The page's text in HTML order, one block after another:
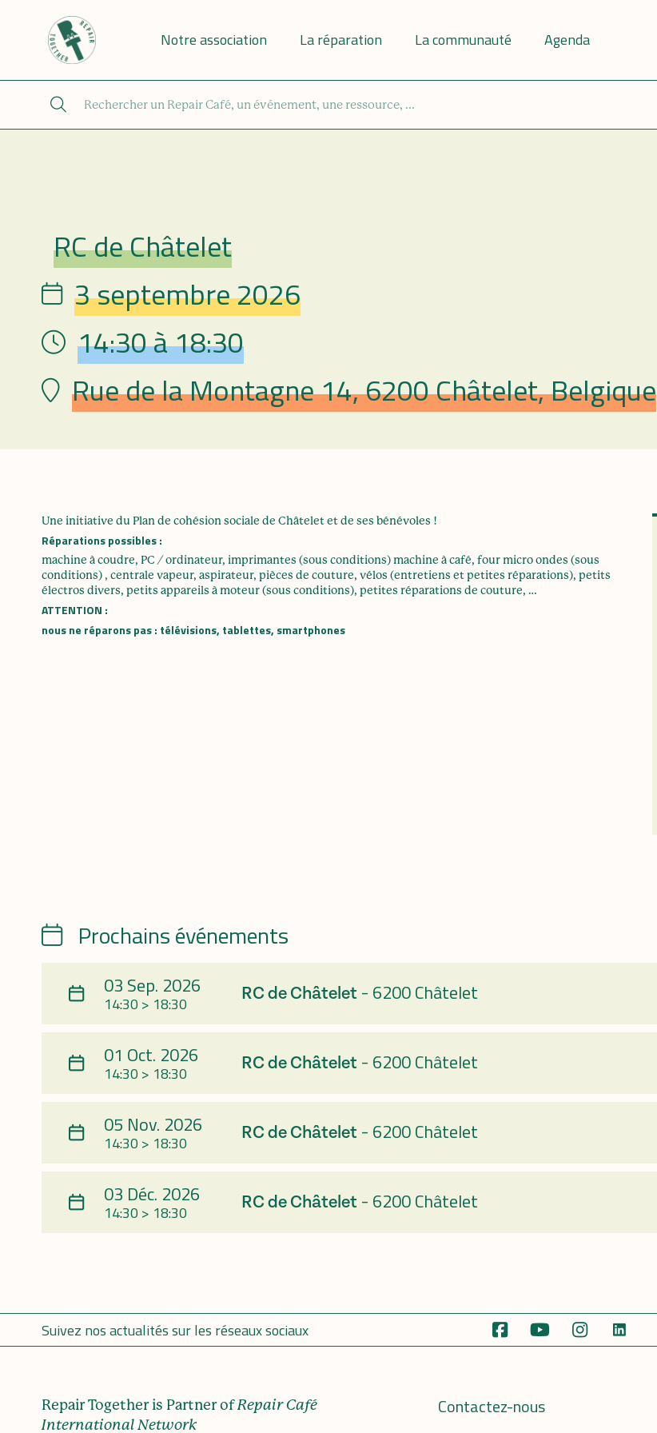
Notre association La réparation La communauté Agenda
Repair Café
RC de Châtelet
Date 3 septembre 2026
Hour 14:30 à 18:30
Lieu Rue de la Montagne 14, 6200 Châtelet, Belgique
Une initiative du Plan de cohésion sociale de Châtelet et de ses bénévoles !
Réparations possibles :
machine à coudre, PC / ordinateur, imprimantes (sous conditions) machine à café, four micro ondes (sous
conditions) , centrale vapeur, aspirateur, pièces de couture, vélos (entretiens et petites réparations), petits
électros divers, petits appareils à moteur (sous conditions), petites réparations de couture, …
ATTENTION :
nous ne réparons pas : télévisions, tablettes, smartphones
CalendrierProchains événements
03 Sep. 2026
14:30 > 18:30 RC de Châtelet - 6200 Châtelet
01 Oct. 2026
14:30 > 18:30 RC de Châtelet - 6200 Châtelet
05 Nov. 2026
14:30 > 18:30 RC de Châtelet - 6200 Châtelet
03 Déc. 2026
14:30 > 18:30 RC de Châtelet - 6200 Châtelet
Suivez nos actualités sur les réseaux sociaux
Repair Together is Partner ofRepair Café
International Network
Contactez-nous